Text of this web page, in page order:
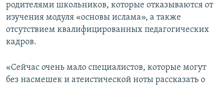
родителями школьников, которые отказываются от
изучения модуля «основы ислама», а также
отсутствием квалифицированных педагогических
кадров.
«Сейчас очень мало специалистов, которые могут
без насмешек и атеистической ноты рассказать о